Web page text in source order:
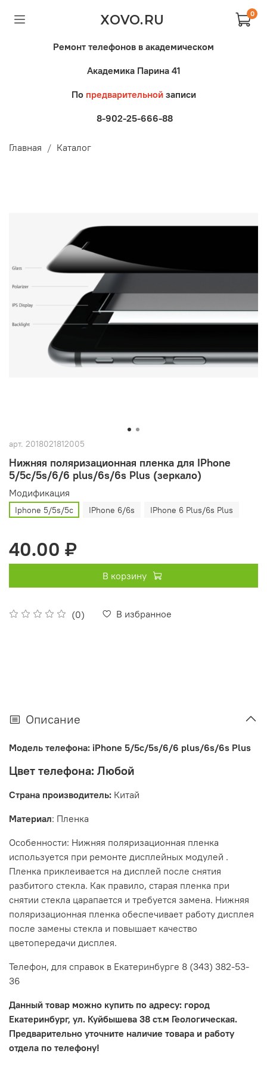
XOVO.RU 0
Ремонт телефонов в академическом
Академика Парина 41
По предварительнойзаписи
8-902-25-666-88
Главная Каталог
арт. 2018021812005
Нижняя поляризационная пленка для IPhone
5/5c/5s/6/6 plus/6s/6s Plus (зеркало)
(0) В избранное
Модификация
Iphone 5/5s/5c IPhone 6/6s IPhone 6 Plus/6s Plus
40.00 ₽
В корзину
Описание
Модель телефона: iPhone 5/5c/5s/6/6 plus/6s/6s Plus
Цвет телефона: Любой
Страна производитель: Китай
Материал: Пленка
Особенности: Нижняя поляризационная пленка
используется при ремонте дисплейных модулей .
Пленка приклеивается на дисплей после снятия
разбитого стекла. Как правило, старая пленка при
снятии стекла царапается и требуется замена. Нижняя
поляризационная пленка обеспечивает работу дисплея
после замены стекла и повышает качество
цветопередачи дисплея.
Телефон, для справок в Екатеринбурге 8 (343) 382-53-
36
Данный товар можно купить по адресу: город
Екатеринбург, ул. Куйбышева 38 ст.м Геологическая.
Предварительно уточните наличие товара и работу
отдела по телефону!